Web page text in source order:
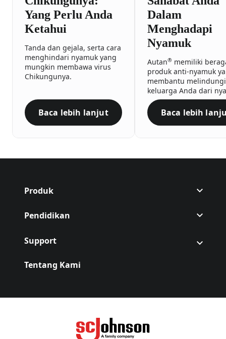
Yang Perlu Anda
Ketahui
Tanda dan gejala, serta cara
menghindari nyamuk yang
mungkin membawa virus
Chikungunya.
Chikungunya: Yang Perlu Anda Ketahui
Baca lebih lanjut
Dalam
Menghadapi
Nyamuk
Autan®memiliki
produk anti-nyamuk
membantu melindungi
keluarga Anda dari
Baca lebih
Produk
Pendidikan
Support
Tentang Kami